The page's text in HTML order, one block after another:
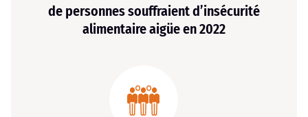
de personnes souffraient d’insécurité
alimentaire aigüe en 2022